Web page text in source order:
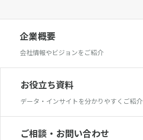
企業概要
会社情報やビジョンをご紹介
お役立ち資料
データ・インサイトを分かりやすくご紹介
ご相談・お問い合わせ